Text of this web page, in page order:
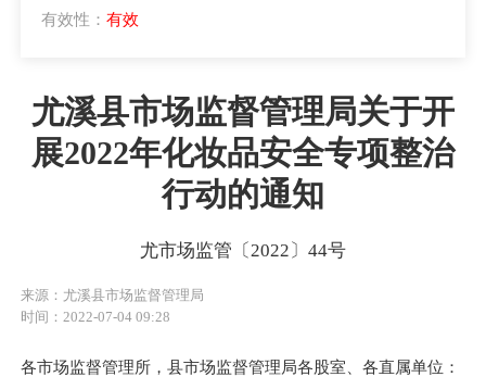
有效性： 有效
尤溪县市场监督管理局关于开
展2022年化妆品安全专项整治
行动的通知
尤市场监管〔2022〕44号
来源：尤溪县市场监督管理局
时间：2022-07-04 09:28
各市场监督管理所，县市场监督管理局各股室、各直属单位：